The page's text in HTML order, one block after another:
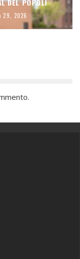
29, 2026